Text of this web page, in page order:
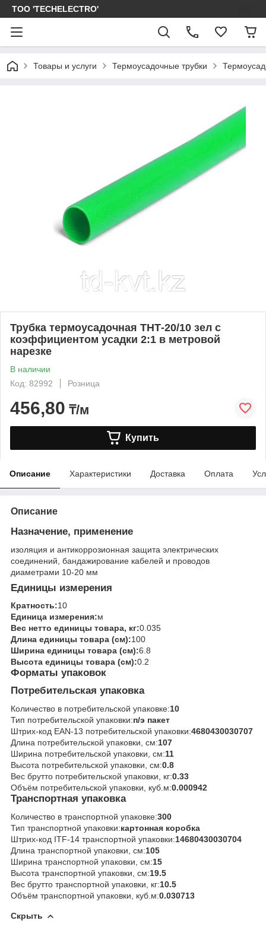
ТОО 'TECHELECTRO'
Товары и услуги Термоусадочные трубки
Трубка термоусадочная ТНТ-20/10 зел с
коэффициентом усадки 2:1 в метровой
нарезке
В наличии
Код: 82992
Розница
456,80 ₸/м
Купить
Описание Характеристики Доставка Оплата
Описание
Назначение, применение
изоляция и антикоррозионная защита электрических
соединений, бандажирование кабелей и проводов
диаметрами 10-20 мм
Единицы измерения
Кратность:10
Единица измерения:м
Вес нетто единицы товара, кг:0.035
Длина единицы товара (см):100
Ширина единицы товара (см):6.8
Высота единицы товара (см):0.2
Форматы упаковок
Потребительская упаковка
Количество в потребительской упаковке:10
Тип потребительской упаковки:п/э пакет
Штрих-код EAN-13 потребительской упаковки:4680430030707
Длина потребительской упаковки, см:107
Ширина потребительской упаковки, см:11
Высота потребительской упаковки, см:0.8
Вес брутто потребительской упаковки, кг:0.33
Объём потребительской упаковки, куб.м:0.000942
Транспортная упаковка
Количество в транспортной упаковке:300
Тип транспортной упаковки:картонная коробка
Штрих-код ITF-14 транспортной упаковки:14680430030704
Длина транспортной упаковки, см:105
Ширина транспортной упаковки, см:15
Высота транспортной упаковки, см:19.5
Вес брутто транспортной упаковки, кг:10.5
Объём транспортной упаковки, куб.м:0.030713
Скрыть